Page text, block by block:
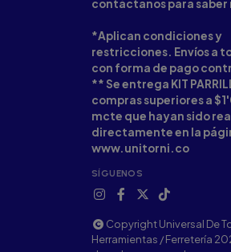
contáctanos para saber
*Aplican condiciones y
restricciones. Envíos a
con forma de pago
** Se entrega KIT
compras superiores a
mcte que hayan sido
directamente en la
www.unitorni.co
SÍGUENOS
Copyright Universal De
Herramientas / Ferretería